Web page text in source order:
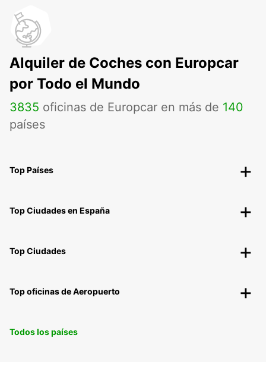
Alquiler de Coches con Europcar
por Todo el Mundo
3835 oficinas de Europcar en más de 140
países
Top Países
Top Ciudades en España
Top Ciudades
Top oficinas de Aeropuerto
Todos los países